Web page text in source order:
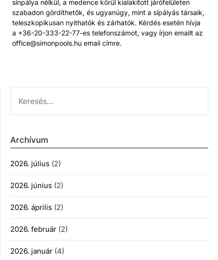
sínpálya nélkül, a medence körül kialakított járófelületen
szabadon gördíthetők, és ugyanúgy, mint a sípályás társaik,
teleszkopikusan nyithatók és zárhatók. Kérdés esetén hívja
a +36-20-333-22-77-es telefonszámot, vagy írjon emailt az
office@simonpools.hu email címre.
Archívum
2026. július (2)
2026. június (2)
2026. április (2)
2026. február (2)
2026. január (4)